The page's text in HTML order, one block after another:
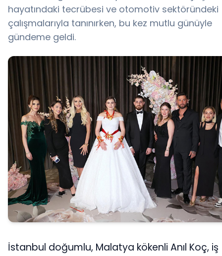
hayatındaki tecrübesi ve otomotiv sektöründeki
çalışmalarıyla tanınırken, bu kez mutlu günüyle
gündeme geldi.
İstanbul doğumlu, Malatya kökenli Anıl Koç, iş